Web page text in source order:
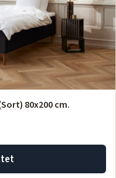
80x200 cm.